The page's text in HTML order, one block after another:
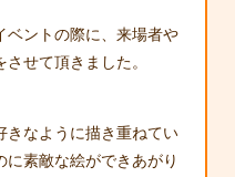
ベントの際に、来場者や
せて頂きました。
きなように描き重ねてい
素敵な絵ができあがり